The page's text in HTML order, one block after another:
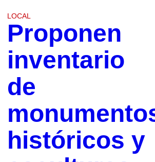
LOCAL
Proponen
inventario
de
históricos y